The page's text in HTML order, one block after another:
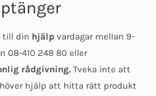
till din hjälp vardagar mellan 9-
08-410 248 80 eller
rådgivning. Tveka inte att
hjälp att hitta rätt produkt